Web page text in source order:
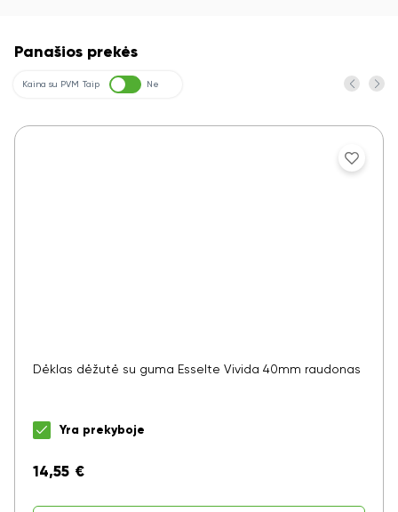
Panašios prekės
Kaina su PVM Taip Ne
Dėklas dėžutė su guma Esselte Vivida 40mm raudonas
Yra prekyboje
14,55 €